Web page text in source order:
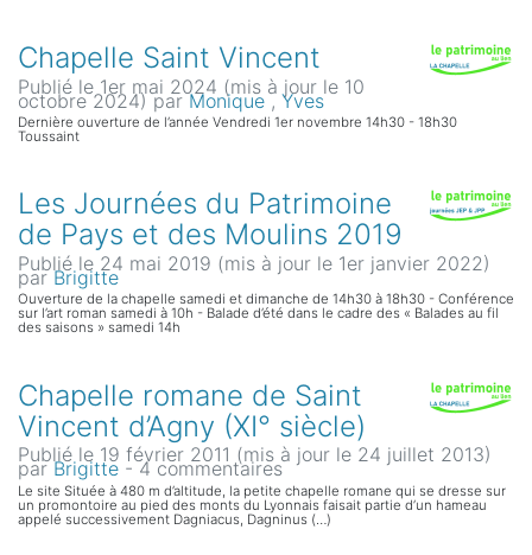
Chapelle Saint Vincent
Publié le 1er mai 2024 (mis à jour le 10
octobre 2024)parMonique, Yves
Dernière ouverture de l’année Vendredi 1er novembre 14h30 - 18h30
Toussaint
Les Journées du Patrimoine
de Pays et des Moulins 2019
Publié le 24 mai 2019 (mis à jour le 1er janvier 2022)
parBrigitte
Ouverture de la chapelle samedi et dimanche de 14h30 à 18h30 - Conférence
sur l’art roman samedi à 10h - Balade d’été dans le cadre des « Balades au fil
des saisons » samedi 14h
Chapelle romane de Saint
Vincent d’Agny (XI° siècle)
Publié le 19 février 2011 (mis à jour le 24 juillet 2013)
parBrigitte - 4 commentaires
Le site Située à 480 m d’altitude, la petite chapelle romane qui se dresse sur
un promontoire au pied des monts du Lyonnais faisait partie d’un hameau
appelé successivement Dagniacus, Dagninus (…)